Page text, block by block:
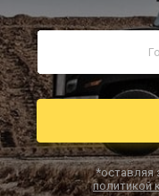
*оставляя
политикой